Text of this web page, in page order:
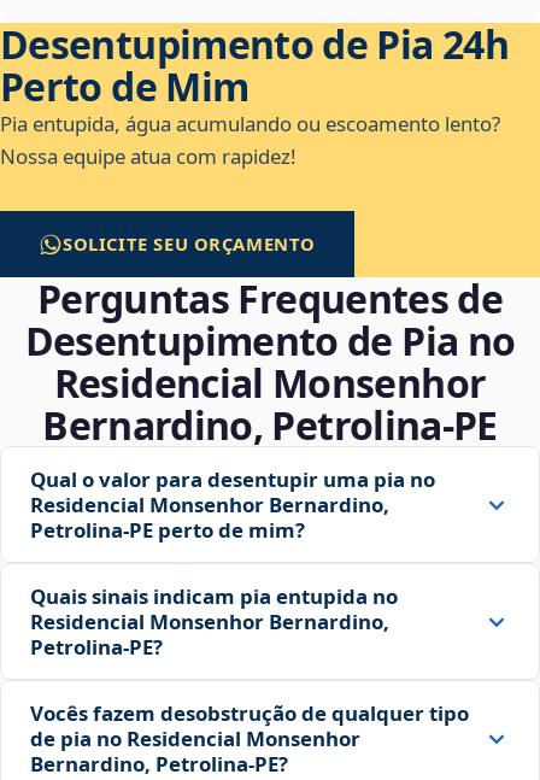
Desentupimento de Pia 24h
Perto de Mim
Pia entupida, água acumulando ou escoamento lento?
Nossa equipe atua com rapidez!
SOLICITE SEU ORÇAMENTO
Perguntas Frequentes de
Desentupimento de Pia no
Residencial Monsenhor
Bernardino, Petrolina‑PE
Qual o valor para desentupir uma pia no
Residencial Monsenhor Bernardino,
Petrolina‑PE perto de mim?
Quais sinais indicam pia entupida no
Residencial Monsenhor Bernardino,
Petrolina‑PE?
Vocês fazem desobstrução de qualquer tipo
de pia no Residencial Monsenhor
Bernardino, Petrolina‑PE?